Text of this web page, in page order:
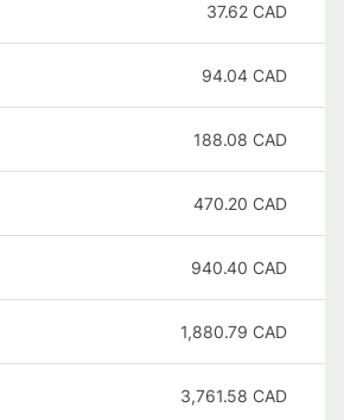
37.62 CAD
94.04 CAD
188.08 CAD
470.20 CAD
940.40 CAD
1,880.79 CAD
3,761.58 CAD